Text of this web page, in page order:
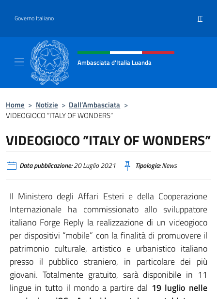
Governo Italiano IT
Intestazione sito, social e menù
Ambasciata d'Italia Luanda
Home > Notizie > Dall’Ambasciata >
VIDEOGIOCO ”ITALY OF WONDERS”
VIDEOGIOCO ”ITALY OF WONDERS”
Data pubblicazione:20 Luglio 2021 Tipologia:News
Il Ministero degli Affari Esteri e della Cooperazione
Internazionale ha commissionato allo sviluppatore
italiano Forge Reply la realizzazione di un videogioco
per dispositivi “mobile” con la finalità di promuovere il
patrimonio culturale, artistico e urbanistico italiano
presso il pubblico straniero, in particolare dei più
giovani. Totalmente gratuito, sarà disponibile in 11
lingue in tutto il mondo a partire dal 19 luglio nelle